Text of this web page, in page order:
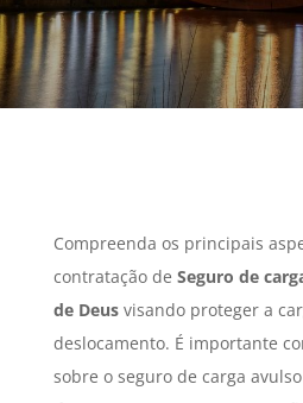
Compreenda os principais
contratação de Seguro de
de Deusvisando proteger a
deslocamento. É importante
sobre o seguro de carga